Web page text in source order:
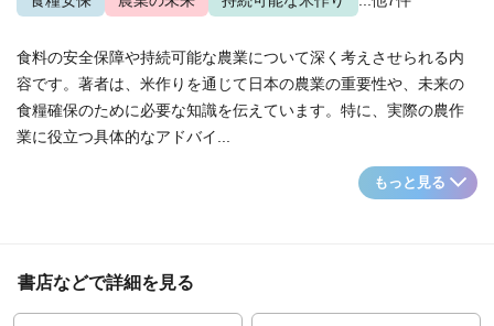
食料の安全保障や持続可能な農業について深く考えさせられる内
容です。著者は、米作りを通じて日本の農業の重要性や、未来の
食糧確保のために必要な知識を伝えています。特に、実際の農作
業に役立つ具体的なアドバイ...
もっと見る
書店などで詳細を見る